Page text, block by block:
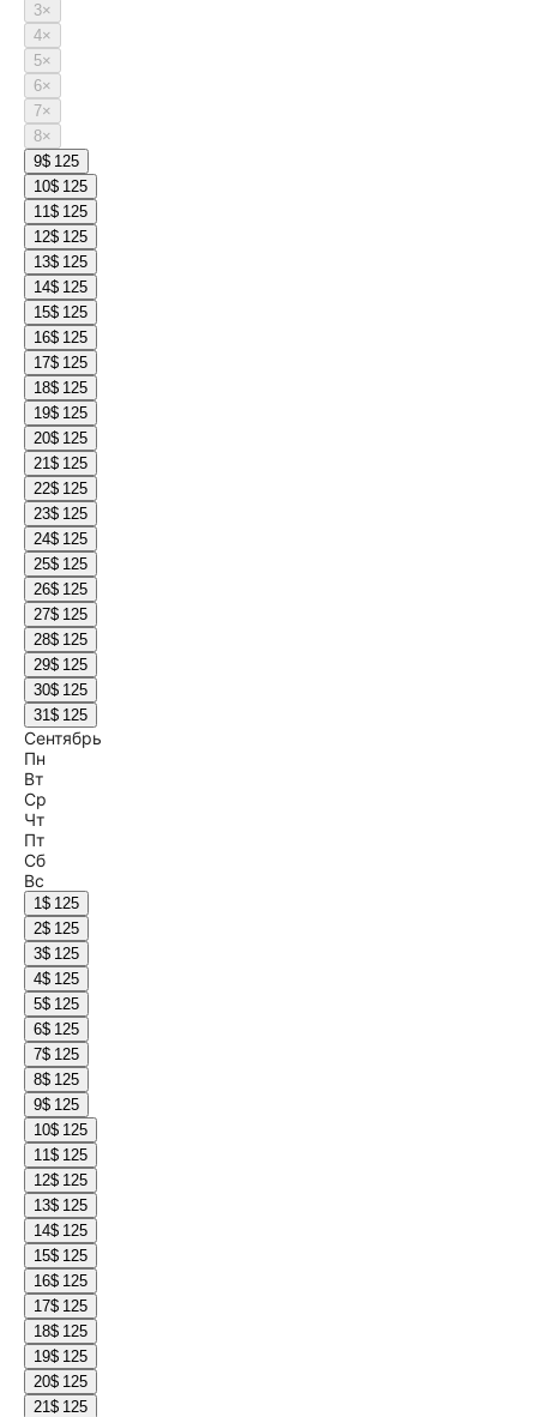
3×
4×
5×
6×
7×
8×
9$ 125
10$ 125
11$ 125
12$ 125
13$ 125
14$ 125
15$ 125
16$ 125
17$ 125
18$ 125
19$ 125
20$ 125
21$ 125
22$ 125
23$ 125
24$ 125
25$ 125
26$ 125
27$ 125
28$ 125
29$ 125
30$ 125
31$ 125
Сентябрь
Пн
Вт
Ср
Чт
Пт
Сб
Вс
1$ 125
2$ 125
3$ 125
4$ 125
5$ 125
6$ 125
7$ 125
8$ 125
9$ 125
10$ 125
11$ 125
12$ 125
13$ 125
14$ 125
15$ 125
16$ 125
17$ 125
18$ 125
19$ 125
20$ 125
21$ 125